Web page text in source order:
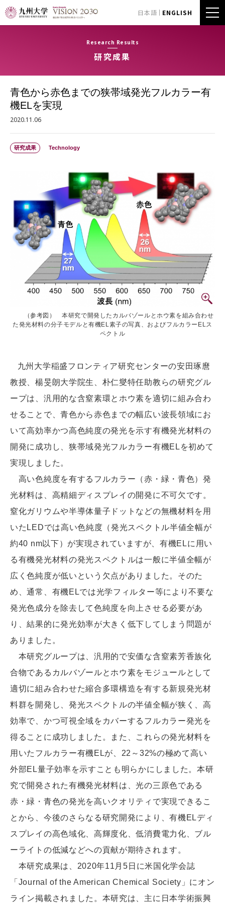
日本語 ENGLISH
Research Results
研究成果
青色から赤色までの狭帯域発光フルカラー有
機ELを実現
2020.11.06
研究成果 Technology
（参考図） 本研究で開発したカルバゾールとホウ素を組み合わせ
た発光材料の分子モデルと有機EL素子の写真、およびフルカラーELス
ペクトル
九州大学稲盛フロンティア研究センターの安田琢麿
教授、楊旻朗大学院生、朴仁燮特任助教らの研究グル
ープは、汎用的な含窒素環とホウ素を適切に組み合わ
せることで、青色から赤色までの幅広い波長領域にお
いて高効率かつ高色純度の発光を示す有機発光材料の
開発に成功し、狭帯域発光フルカラー有機ELを初めて
実現しました。
高い色純度を有するフルカラー（赤・緑・青色）発
光材料は、高精細ディスプレイの開発に不可欠です。
窒化ガリウムや半導体量子ドットなどの無機材料を用
いたLEDでは高い色純度（発光スペクトル半値全幅が
約40 nm以下）が実現されていますが、有機ELに用い
る有機発光材料の発光スペクトルは一般に半値全幅が
広く色純度が低いという欠点がありました。そのた
め、通常、有機ELでは光学フィルター等により不要な
発光色成分を除去して色純度を向上させる必要があ
り、結果的に発光効率が大きく低下してしまう問題が
ありました。
本研究グループは、汎用的で安価な含窒素芳香族化
合物であるカルバゾールとホウ素をモジュールとして
適切に組み合わせた縮合多環構造を有する新規発光材
料群を開発し、発光スペクトルの半値全幅が狭く、高
効率で、かつ可視全域をカバーするフルカラー発光を
得ることに成功しました。また、これらの発光材料を
用いたフルカラー有機ELが、22～32%の極めて高い
外部EL量子効率を示すことも明らかにしました。本研
究で開発された有機発光材料は、光の三原色である
赤・緑・青色の発光を高いクオリティで実現できるこ
とから、今後のさらなる研究開発により、有機ELディ
スプレイの高色域化、高輝度化、低消費電力化、ブル
ーライトの低減などへの貢献が期待されます。
本研究成果は、2020年11月5日に米国化学会誌
「Journal of the American Chemical Society」にオン
ライン掲載されました。本研究は、主に日本学術振興